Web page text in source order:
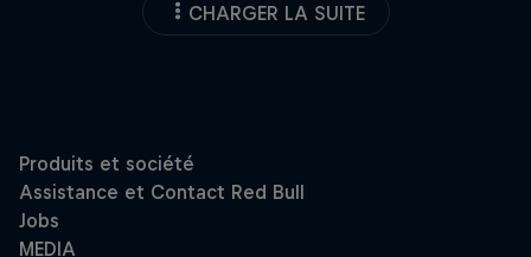
CHARGER LA SUITE